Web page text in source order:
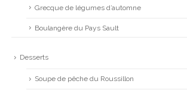
Grecque de légumes d’automne
Boulangère du Pays Sault
Desserts
Soupe de pêche du Roussillon